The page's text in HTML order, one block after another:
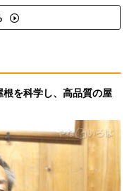
根を科学し、高品質の屋